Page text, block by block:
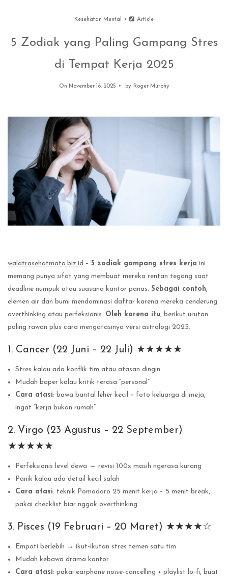
Kesehatan Mental Article
5 Zodiak yang Paling Gampang Stres
di Tempat Kerja 2025
On November 18, 2025 by Roger Murphy
walatrasehatmata.biz.id – 5 zodiak gampang stres kerja ini
memang punya sifat yang membuat mereka rentan tegang saat
deadline numpuk atau suasana kantor panas. Sebagai contoh,
elemen air dan bumi mendominasi daftar karena mereka cenderung
overthinking atau perfeksionis. Oleh karena itu, berikut urutan
paling rawan plus cara mengatasinya versi astrologi 2025.
1. Cancer (22 Juni – 22 Juli) ★★★★★
Stres kalau ada konflik tim atau atasan dingin
Mudah baper kalau kritik terasa “personal”
Cara atasi: bawa bantal leher kecil + foto keluarga di meja,
ingat “kerja bukan rumah”
2. Virgo (23 Agustus – 22 September)
★★★★★
Perfeksionis level dewa → revisi 100x masih ngerasa kurang
Panik kalau ada detail kecil salah
Cara atasi: teknik Pomodoro 25 menit kerja – 5 menit break,
pakai checklist biar nggak overthinking
3. Pisces (19 Februari – 20 Maret) ★★★★☆
Empati berlebih → ikut-ikutan stres temen satu tim
Mudah kebawa drama kantor
Cara atasi: pakai earphone noise-cancelling + playlist lo-fi, buat